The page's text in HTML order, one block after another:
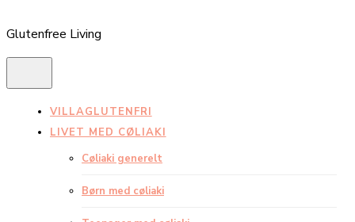
Glutenfree Living
VILLAGLUTENFRI
LIVET MED CØLIAKI
Cøliaki generelt
Børn med cøliaki